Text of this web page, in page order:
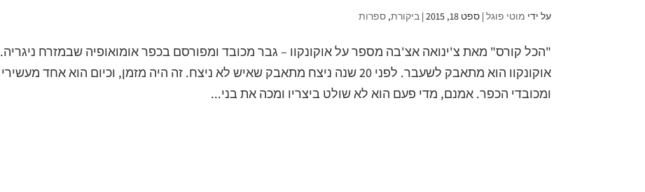
על ידי מוטי פוגל|ספט 18, 2015 |ביקורת,ספרות
"הכל קורס" מאת צ'ינואה אצ'בה מספר על אוקונקוו – גבר מכובד ומפורסם בכפר אומואופיה שבמזרח ניגריה.
אוקונקוו הוא מתאבק לשעבר. לפני 20 שנה ניצח מתאבק שאיש לא ניצח. זה היה מזמן, וכיום הוא אחד מעשירי
ומכובדי הכפר. אמנם, מדי פעם הוא לא שולט ביצריו ומכה את בני...